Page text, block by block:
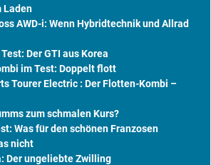
Laden
AWD-i: Wenn Hybridtechnik und Allrad
Der GTI aus Korea
im Test: Doppelt flott
Tourer Electric : Der Flotten-Kombi –
zum schmalen Kurs?
Was für den schönen Franzosen
nicht
Der ungeliebte Zwilling